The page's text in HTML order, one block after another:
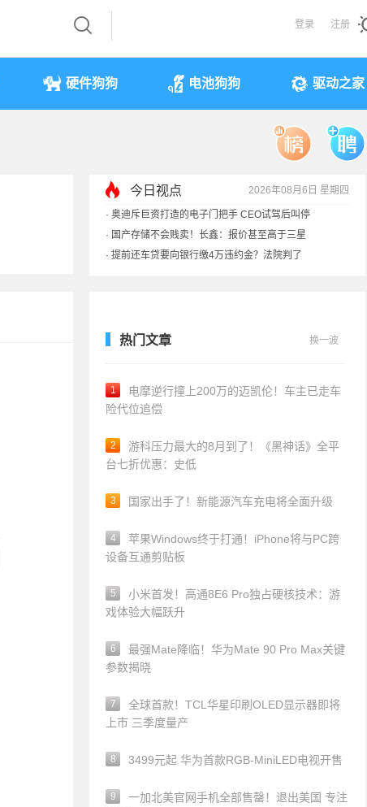
登录 注册
硬件狗狗 电池狗狗 驱动之家
今日视点 2026年08月6日 星期四
· 奥迪斥巨资打造的电子门把手 CEO试驾后叫停
· 国产存储不会贱卖！长鑫：报价甚至高于三星
· 提前还车贷要向银行缴4万违约金？法院判了
热门文章 换一波
1
电摩逆行撞上200万的迈凯伦！车主已走车
险代位追偿
2
游科压力最大的8月到了！《黑神话》全平
台七折优惠：史低
3 国家出手了！新能源汽车充电将全面升级
4
苹果Windows终于打通！iPhone将与PC跨
设备互通剪贴板
5
小米首发！高通8E6 Pro独占硬核技术：游
戏体验大幅跃升
6
最强Mate降临！华为Mate 90 Pro Max关键
参数揭晓
7
全球首款！TCL华星印刷OLED显示器即将
上市 三季度量产
8 3499元起 华为首款RGB-MiniLED电视开售
9
一加北美官网手机全部售罄！退出美国 专注